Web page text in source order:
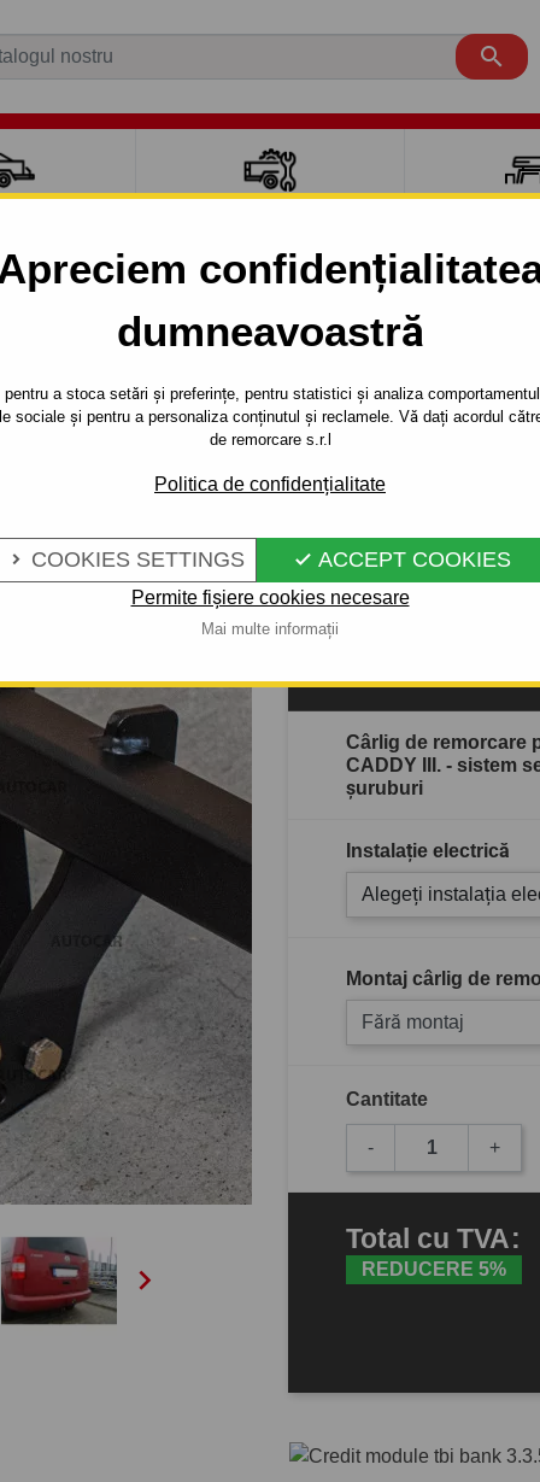
dumneavoastră
a stoca setări și preferințe, pentru statistici și analiza
sociale și pentru a personaliza conținutul și reclamele. Vă dați acordul
de remorcare s.r.l
Politica de confidențialitate
 COOKIES SETTINGS  ACCEPT COOKIES
Permite fișiere cookies necesare
Mai multe informații

III. (02.2004 - 05.2015)
III. - sistem semidemontabil -cu şuruburi
- SISTEM

Referinta:
Volkswagen Caddy III, Van.
Descrierea completă a
În stoc
Cârlig de remorcare
CADDY III. - sistem
şuruburi
Instalație electrică
Alegeți instalația
Montaj cârlig de
Fără montaj
Cantitate
- +
Total cu TVA:
REDUCERE 5%